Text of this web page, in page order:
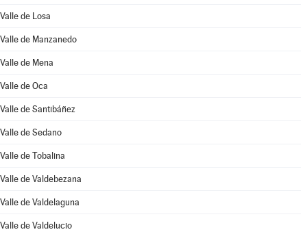
Valle de Losa
Valle de Manzanedo
Valle de Mena
Valle de Oca
Valle de Santibáñez
Valle de Sedano
Valle de Tobalina
Valle de Valdebezana
Valle de Valdelaguna
Valle de Valdelucio